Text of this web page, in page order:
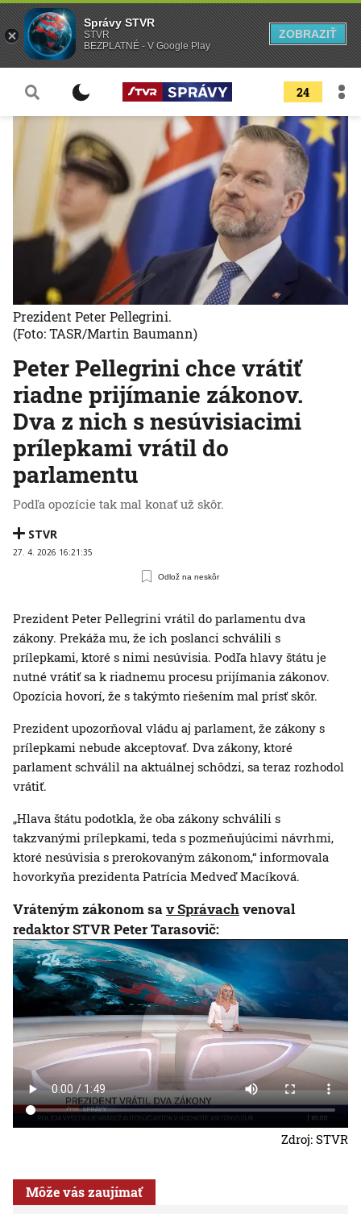
24
Peter Pellegrini chce vrátiť
riadne prijímanie zákonov.
Dva z nich s nesúvisiacimi
prílepkami vrátil do
parlamentu
Podľa opozície tak mal konať už skôr.
STVR
27. 4. 2026 16:21:35
Odlož na neskôr
Prezident Peter Pellegrini.
(Foto: TASR/Martin Baumann)
Prezident Peter Pellegrini vrátil do parlamentu dva
zákony. Prekáža mu, že ich poslanci schválili s
prílepkami, ktoré s nimi nesúvisia. Podľa hlavy štátu je
nutné vrátiť sa k riadnemu procesu prijímania zákonov.
Opozícia hovorí, že s takýmto riešením mal prísť skôr.
Prezident upozorňoval vládu aj parlament, že zákony s
prílepkami nebude akceptovať. Dva zákony, ktoré
parlament schválil na aktuálnej schôdzi, sa teraz rozhodol
vrátiť.
„Hlava štátu podotkla, že oba zákony schválili s
takzvanými prílepkami, teda s pozmeňujúcimi návrhmi,
ktoré nesúvisia s prerokovaným zákonom,“ informovala
hovorkyňa prezidenta Patrícia Medveď Macíková.
Vráteným zákonom sav Správachvenoval
redaktor STVR Peter Tarasovič:
Zdroj: STVR
Môže vás zaujímať
Správy STVR
STVR
BEZPLATNÉ - V Google Play
ZOBRAZIŤ